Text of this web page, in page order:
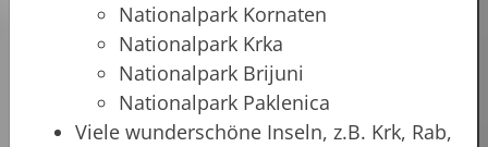
Nationalpark Kornaten
Nationalpark Krka
Nationalpark Brijuni
Nationalpark Paklenica
Viele wunderschöne Inseln, z.B. Krk, Rab,